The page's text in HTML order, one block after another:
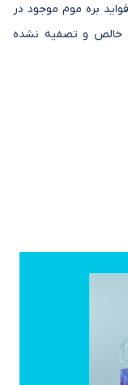
بره موم موجود در
خالص و تصفیه نشده